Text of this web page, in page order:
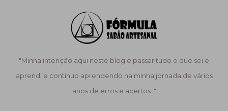
"Minha intenção aqui neste blog é passar tudo o que sei e
aprendi e continuo aprendendo na minha jornada de vários
anos de erros e acertos. "